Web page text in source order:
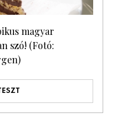
magyar
szó! (Fotó: